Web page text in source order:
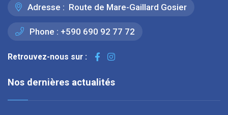
Adresse : Route de Mare-Gaillard Gosier
Phone : +590 690 92 77 72
Retrouvez-nous sur :
Nos dernières actualités